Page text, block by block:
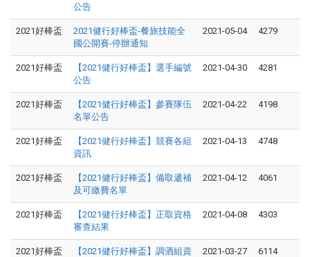
公告
2021好棒盃
2021健行好棒盃-餐旅技能全
國公開賽-停辦通知
2021-05-04 4279
2021好棒盃
【2021健行好棒盃】選手編號
公告
2021-04-30 4281
2021好棒盃
【2021健行好棒盃】參賽隊伍
名單公告
2021-04-22 4198
2021好棒盃
【2021健行好棒盃】競賽各組
資訊
2021-04-13 4748
2021好棒盃
【2021健行好棒盃】備取遞補
及可繳費名單
2021-04-12 4061
2021好棒盃
【2021健行好棒盃】正取資格
審查結果
2021-04-08 4303
2021好棒盃
【2021健行好棒盃】調酒組資
2021-03-27 6114